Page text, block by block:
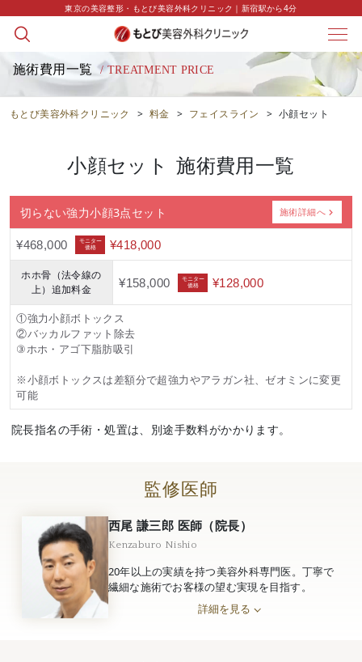
東京の美容整形・もとび美容外科クリニック｜新宿駅から4分
施術費用一覧 / TREATMENT PRICE
もとび美容外科クリニック > 料金 > フェイスライン > 小顔セット
小顔セット 施術費用一覧
切らない強力小顔3点セット 施術詳細へ
¥468,000
モニター
価格
¥418,000
ホホ骨（法令線の
上）追加料金
¥158,000
モニター
価格
¥128,000
①強力小顔ボトックス
②バッカルファット除去
③ホホ・アゴ下脂肪吸引
※小顔ボトックスは差額分で超強力やアラガン社、ゼオミンに変更
可能
院長指名の手術・処置は、別途手数料がかかります。
監修医師
西尾 謙三郎 医師（院長）
Kenzaburo Nishio
20年以上の実績を持つ美容外科専門医。丁寧で
繊細な施術でお客様の望む実現を目指す。
詳細を見る